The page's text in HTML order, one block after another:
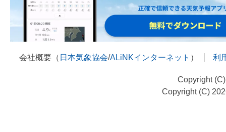
会社概要（ 日本気象協会/ALiNKインターネット ） 利
Copyright
Copyright (C)